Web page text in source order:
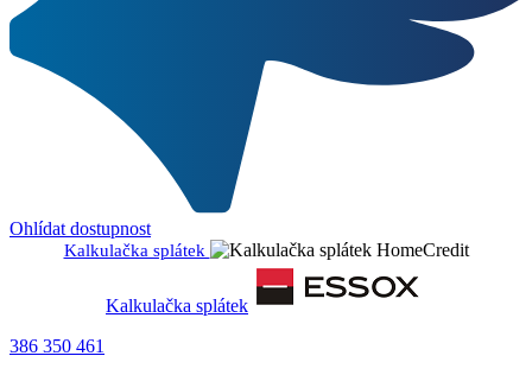
Ohlídat dostupnost
Kalkulačka splátek
Kalkulačka splátek
386 350 461